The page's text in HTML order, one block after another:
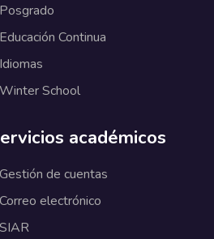
Posgrado
Educación Continua
Idiomas
Winter School
académicos
Gestión de cuentas
Correo electrónico
SIAR